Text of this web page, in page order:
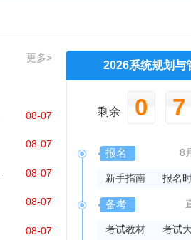
更多>
08-07
08-07
08-07
08-07
08-07
2026系统规划与
剩余 0 7
报名 8
新手指南 报名
备考
考试教材 考试